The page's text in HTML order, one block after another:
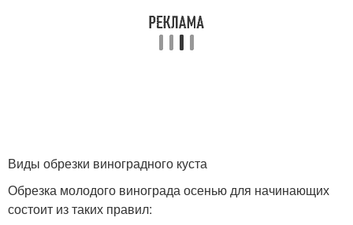
Виды обрезки виноградного куста
Обрезка молодого винограда осенью для начинающих
состоит из таких правил: